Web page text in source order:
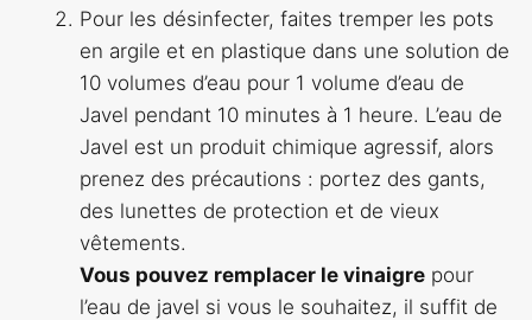
Pour les désinfecter, faites tremper les pots
en argile et en plastique dans une solution de
10 volumes d’eau pour 1 volume d’eau de
Javel pendant 10 minutes à 1 heure. L’eau de
Javel est un produit chimique agressif, alors
prenez des précautions : portez des gants,
des lunettes de protection et de vieux
vêtements.
Vous pouvez remplacer le vinaigre pour
l’eau de javel si vous le souhaitez, il suffit de